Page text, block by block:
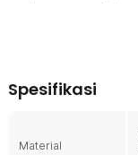
yang kuat, tajam, dan
bumbu makanan.
keramik juga
Spesifikasi
Material